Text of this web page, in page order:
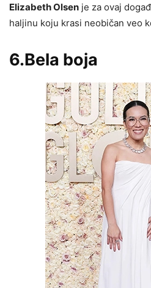
Elizabeth Olsen je za ovaj
haljinu koju krasi neobičan veo
6.Bela boja